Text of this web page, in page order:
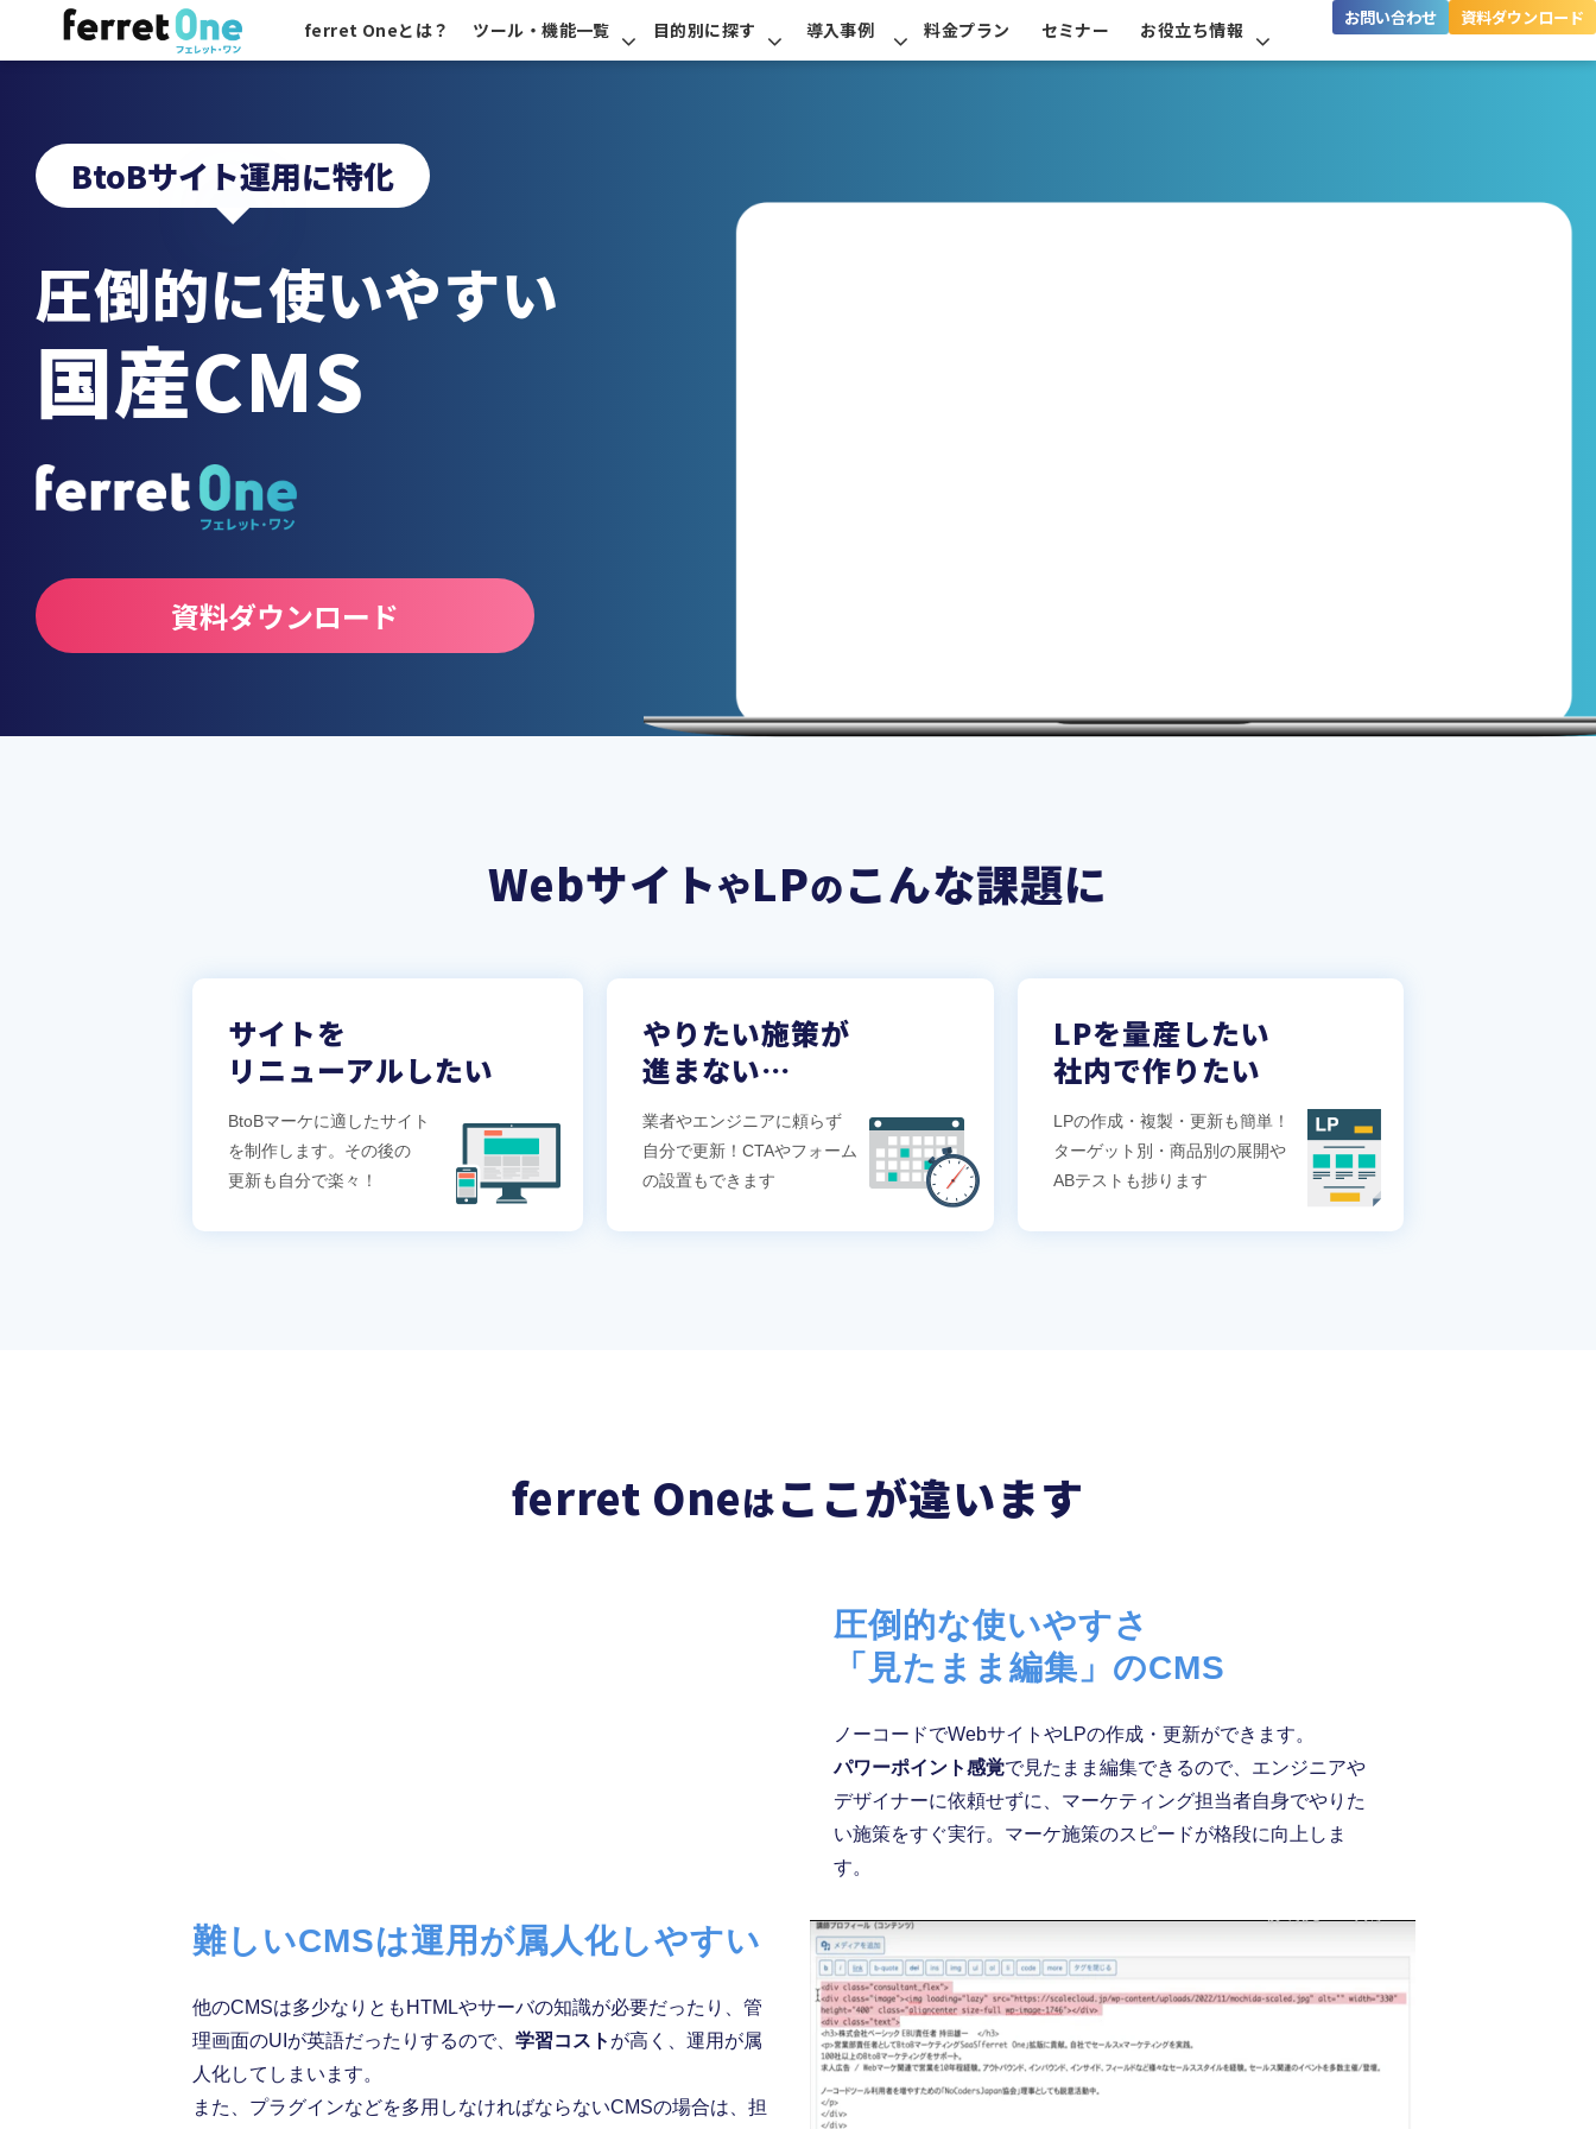
ferret Oneとは？ ツール・機能一覧 目的別に探す 導入事例 料金プラン セミナー お役立ち情報
お問い合わせ 資料ダウンロード
BtoBサイト運用に特化
圧倒的に使いやすい
国産CMS
資料ダウンロード
WebサイトやLPのこんな課題に
サイトを
リニューアルしたい
BtoBマーケに適したサイト
を制作します。その後の
更新も自分で楽々！
やりたい施策が
進まない…
業者やエンジニアに頼らず
自分で更新！CTAやフォーム
の設置もできます
LPを量産したい
社内で作りたい
LPの作成・複製・更新も簡単！
ターゲット別・商品別の展開や
ABテストも捗ります
ferret Oneはここが違います
圧倒的な使いやすさ
「見たまま編集」のCMS
ノーコードでWebサイトやLPの作成・更新ができます。
パワーポイント感覚で見たまま編集できるので、エンジニアや
デザイナーに依頼せずに、マーケティング担当者自身でやりた
い施策をすぐ実行。マーケ施策のスピードが格段に向上しま
す。
難しいCMSは運用が属人化しやすい
他のCMSは多少なりともHTMLやサーバの知識が必要だったり、管
理画面のUIが英語だったりするので、 学習コスト が高く、運用が属
人化してしまいます。
また、プラグインなどを多用しなければならないCMSの場合は、担